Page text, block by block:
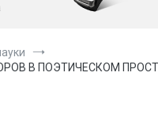
В ПОЭТИЧЕСКОМ